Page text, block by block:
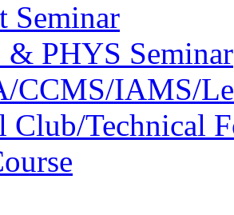
Seminar
& PHYS Seminar
CCMS/IAMS/
Club/Technical